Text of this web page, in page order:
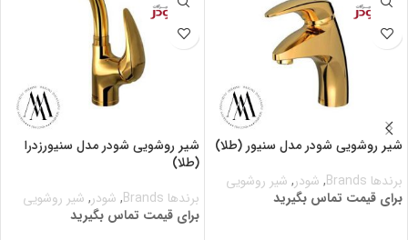
شیر روشویی شودر مدل سنیور (طلا)
برندها Brands
, شودر, شیر روشویی
برای قیمت تماس بگیرید
شیر روشویی شودر مدل سنیورزدرا
(طلا)
برندها Brands
, شودر, شیر روشویی
برای قیمت تماس بگیرید